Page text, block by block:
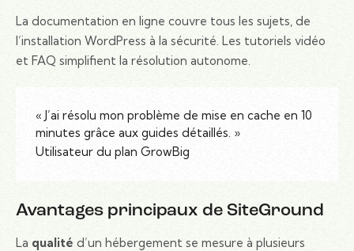
La documentation en ligne couvre tous les sujets, de
l’installation WordPress à la sécurité. Les tutoriels vidéo
et FAQ simplifient la résolution autonome.
« J’ai résolu mon problème de mise en cache en 10
minutes grâce aux guides détaillés. »
Utilisateur du plan GrowBig
Avantages principaux de SiteGround
La qualité d’un hébergement se mesure à plusieurs